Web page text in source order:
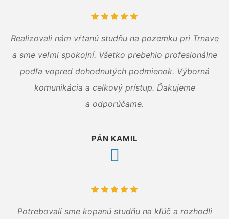
Realizovali nám vŕtanú studňu na pozemku pri Trnave
a sme veľmi spokojní. Všetko prebehlo profesionálne
podľa vopred dohodnutých podmienok. Výborná
komunikácia a celkový prístup. Ďakujeme
a odporúčame.
PÁN KAMIL
Potrebovali sme kopanú studňu na kľúč a rozhodli